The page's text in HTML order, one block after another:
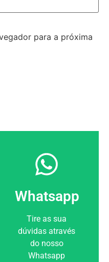
para a próxima
Whatsapp
Tire as sua
dúvidas através
do nosso
Whatsapp